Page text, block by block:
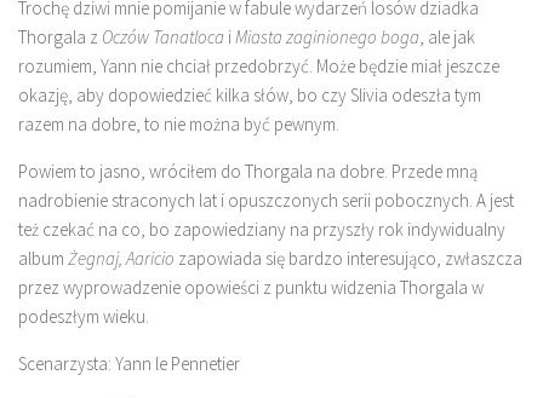
Trochę dziwi mnie pomijanie w fabule wydarzeń losów dziadka
Thorgala z Oczów Tanatloca iMiasta zaginionego boga, ale jak
rozumiem, Yann nie chciał przedobrzyć. Może będzie miał jeszcze
okazję, aby dopowiedzieć kilka słów, bo czy Slivia odeszła tym
razem na dobre, to nie można być pewnym.
Powiem to jasno, wróciłem do Thorgala na dobre. Przede mną
nadrobienie straconych lat i opuszczonych serii pobocznych. A jest
też czekać na co, bo zapowiedziany na przyszły rok indywidualny
album Żegnaj, Aaricio zapowiada się bardzo interesująco, zwłaszcza
przez wyprowadzenie opowieści z punktu widzenia Thorgala w
podeszłym wieku.
Scenarzysta: Yann le Pennetier